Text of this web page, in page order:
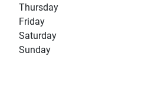
Thursday
Friday
Saturday
Sunday